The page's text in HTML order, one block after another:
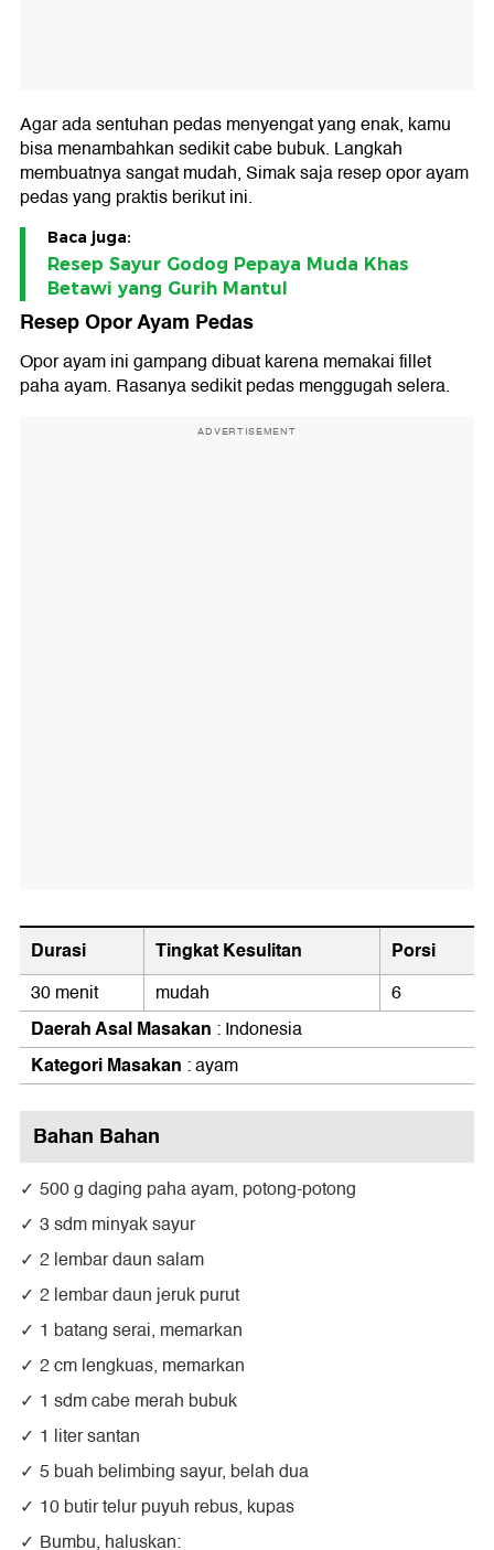
Agar ada sentuhan pedas menyengat yang enak, kamu
bisa menambahkan sedikit cabe bubuk. Langkah
membuatnya sangat mudah, Simak saja resep opor ayam
pedas yang praktis berikut ini.
Baca juga:
Resep Sayur Godog Pepaya Muda Khas
Betawi yang Gurih Mantul
Resep Opor Ayam Pedas
Opor ayam ini gampang dibuat karena memakai fillet
paha ayam. Rasanya sedikit pedas menggugah selera.
ADVERTISEMENT
Durasi Tingkat Kesulitan Porsi
30 menit mudah 6
Daerah Asal Masakan : Indonesia
Kategori Masakan : ayam
Bahan Bahan
500 g daging paha ayam, potong-potong
3 sdm minyak sayur
2 lembar daun salam
2 lembar daun jeruk purut
1 batang serai, memarkan
2 cm lengkuas, memarkan
1 sdm cabe merah bubuk
1 liter santan
5 buah belimbing sayur, belah dua
10 butir telur puyuh rebus, kupas
Bumbu, haluskan: